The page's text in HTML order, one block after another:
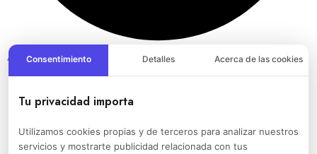
Athletic Women del Athletic Club
Consentimiento Detalles Acerca de las cookies
Tu privacidad importa
Utilizamos cookies propias y de terceros para analizar nuestros
servicios y mostrarte publicidad relacionada con tus